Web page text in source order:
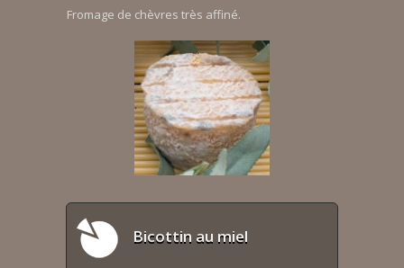
Fromage de chèvres très affiné.
Bicottin au miel